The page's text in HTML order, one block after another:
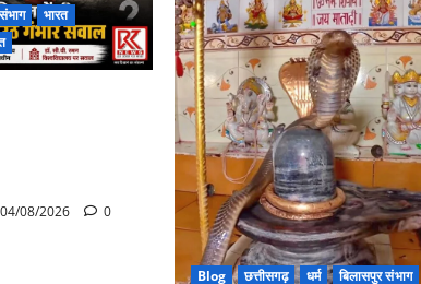
भारत
04/08/2026 0
Blog छत्तीसगढ़ धर्म बिलासपुर संभाग